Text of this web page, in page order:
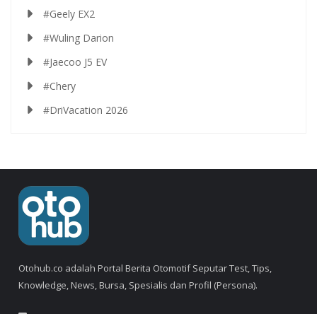
#Geely EX2
#Wuling Darion
#Jaecoo J5 EV
#Chery
#DriVacation 2026
Otohub.co adalah Portal Berita Otomotif Seputar Test, Tips,
Knowledge, News, Bursa, Spesialis dan Profil (Persona).